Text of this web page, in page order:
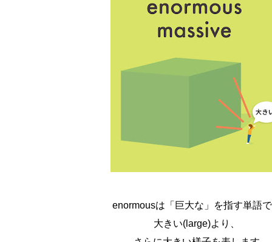
enormousは「巨大な」を指す単語
大きい(large)より、